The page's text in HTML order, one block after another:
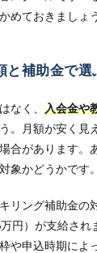
めておきましょう
補助金で選
なく、 入会金や
。月額が安く見
合があります。
象かどうかです。
リング補助金の
円）が支給され
や申込時期によ